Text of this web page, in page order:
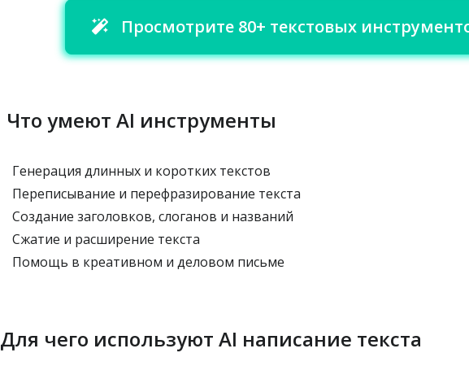
Просмотрите 80+ текстовых
Что умеют AI инструменты
Генерация длинных и коротких текстов
Переписывание и перефразирование текста
Создание заголовков, слоганов и названий
Сжатие и расширение текста
Помощь в креативном и деловом письме
Для чего используют AI написание текста